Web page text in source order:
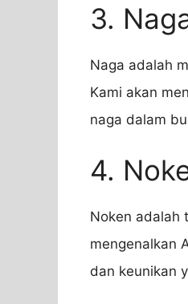
3.
Naga adalah
Kami akan
naga dalam
4.
Noken adalah
mengenalkan
dan keunikan